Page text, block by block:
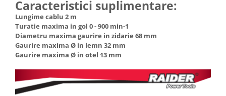
Caracteristici suplimentare:
Lungime cablu 2 m
Turatie maxima in gol 0 - 900 min-1
Diametru maxima gaurire in zidarie 68 mm
Gaurire maxima Ø in lemn 32 mm
Gaurire maxima Ø in otel 13 mm